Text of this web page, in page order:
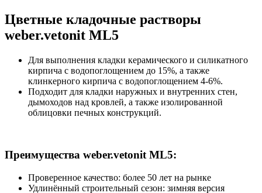
Цветные кладочные растворы
weber.vetonit ML5
Для выполнения кладки керамического и силикатного
кирпича с водопоглощением до 15%, а также
клинкерного кирпича с водопоглощением 4-6%.
Подходит для кладки наружных и внутренних стен,
дымоходов над кровлей, а также изолированной
облицовки печных конструкций.
Преимущества weber.vetonit ML5:
Проверенное качество: более 50 лет на рынке
Удлинённый строительный сезон: зимняя версия